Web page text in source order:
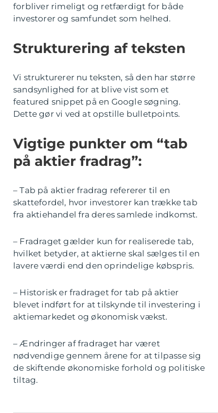
forbliver rimeligt og retfærdigt for både
investorer og samfundet som helhed.
Strukturering af teksten
Vi strukturerer nu teksten, så den har større
sandsynlighed for at blive vist som et
featured snippet på en Google søgning.
Dette gør vi ved at opstille bulletpoints.
Vigtige punkter om “tab
på aktier fradrag”:
– Tab på aktier fradrag refererer til en
skattefordel, hvor investorer kan trække tab
fra aktiehandel fra deres samlede indkomst.
– Fradraget gælder kun for realiserede tab,
hvilket betyder, at aktierne skal sælges til en
lavere værdi end den oprindelige købspris.
– Historisk er fradraget for tab på aktier
blevet indført for at tilskynde til investering i
aktiemarkedet og økonomisk vækst.
– Ændringer af fradraget har været
nødvendige gennem årene for at tilpasse sig
de skiftende økonomiske forhold og politiske
tiltag.